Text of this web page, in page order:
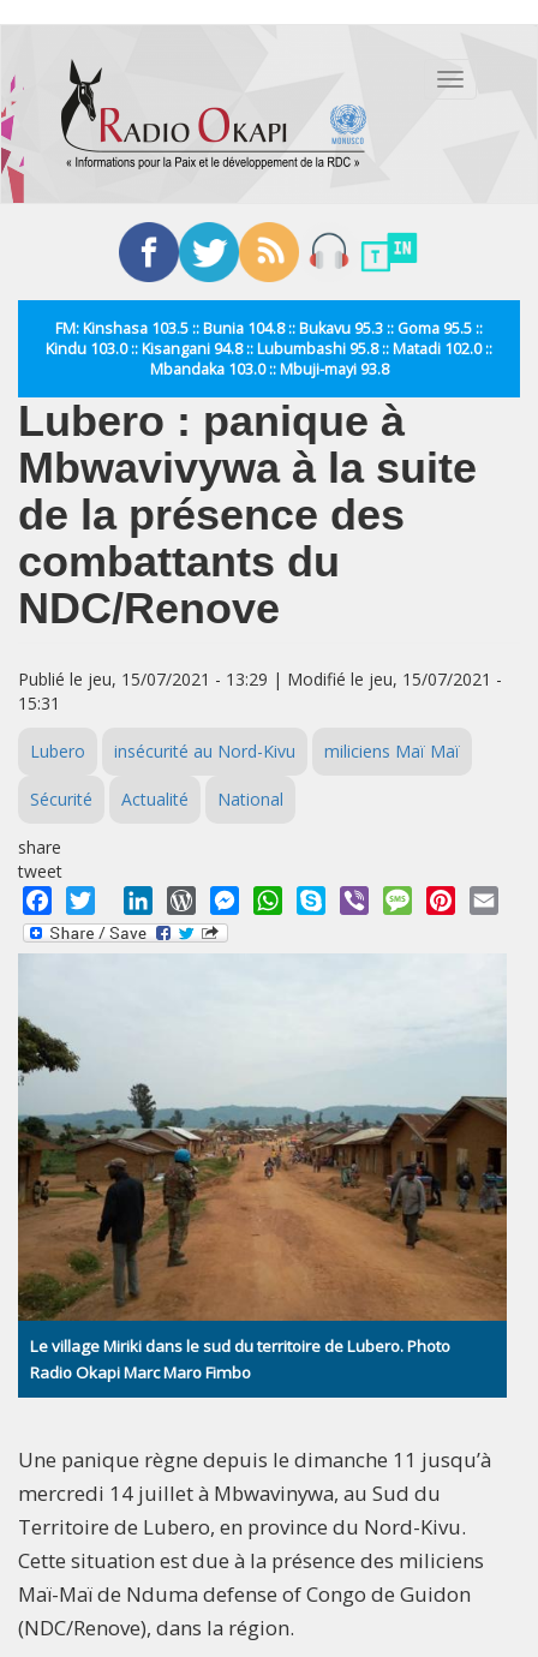
contenu
principal
Toggle
FM: Kinshasa 103.5 :: Bunia 104.8 :: Bukavu 95.3 :: Goma 95.5 ::
Kindu 103.0 :: Kisangani 94.8 :: Lubumbashi 95.8 :: Matadi 102.0 ::
Mbandaka 103.0 :: Mbuji-mayi 93.8
Lubero : panique à
Mbwavivywa à la suite
de la présence des
combattants du
NDC/Renove
Publié le jeu, 15/07/2021 - 13:29 | Modifié le jeu, 15/07/2021 -
15:31
Lubero insécurité au Nord-Kivu miliciens Maï Maï
Sécurité Actualité National
share
tweet
Facebook
Twitter LinkedInWordPressMessengerWhatsApp
Skype Viber MessagePinterest
Le village Miriki dans le sud du territoire de Lubero. Photo
Radio Okapi Marc Maro Fimbo
Une panique règne depuis le dimanche 11 jusqu’à
mercredi 14 juillet à Mbwavinywa, au Sud du
Territoire de Lubero, en province du Nord-Kivu.
Cette situation est due à la présence des miliciens
Maï-Maï de Nduma defense of Congo de Guidon
(NDC/Renove), dans la région.